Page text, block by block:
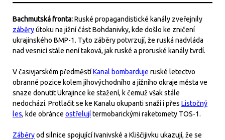
Bachmutská fronta:Ruské propagandistické kanály zveřejnily
záběryútoku na jižní část Bohdanivky, kde došlo ke zničení
ukrajinského BMP-1. Tyto záběry potvrzují, že ruská nadvláda
nad vesnicí stále není taková, jak ruské a proruské kanály tvrdí.
V časivjarském předměstíKanal bombarduje ruské letectvo
obranné pozice kolem jihovýchodního a jižního okraje města ve
snaze donutit Ukrajince ke stažení, k čemuž však stále
nedochází. Protlačit se ke Kanalu okupanti snaží i přes Listočný
les, kde obránce ostřelujítermobarickými raketomety TOS-1.
Záběryod silnice spojující Ivanivské a Kliščijivku ukazují, že se